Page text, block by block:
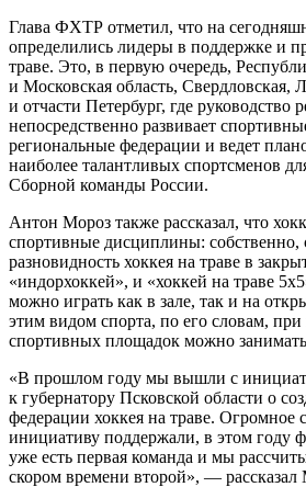
Глава ФХТР отметил, что на
определились лидеры в поддержке и
траве. Это, в первую очередь,
и Московская область, Свердловская,
и отчасти Петербург, где руководство
непосредственно развивает
региональные федерации и ведет
наиболее талантливых спортсменов
Сборной команды России.
Антон Мороз также рассказал, что
спортивные дисциплины: собственно,
разновидность хоккея на траве в
«индорхоккей», и «хоккей на траве
можно играть как в зале, так и на
этим видом спорта, по его словам,
спортивных площадок можно
«В прошлом году мы вышли с
к губернатору Псковской области о
федерации хоккея на траве. Огромное
инициативу поддержали, в этом году
уже есть первая команда и мы
скором времени второй», — рассказал